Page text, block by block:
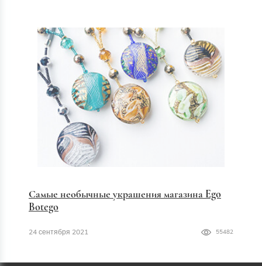
Самые необычные украшения магазина Ego
Botego
24 сентября 2021 55482